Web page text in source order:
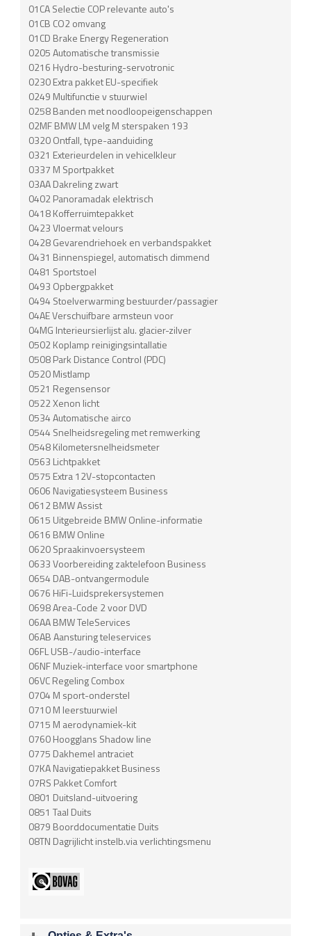
01CA Selectie COP relevante auto's
01CB CO2 omvang
01CD Brake Energy Regeneration
0205 Automatische transmissie
0216 Hydro-besturing-servotronic
0230 Extra pakket EU-specifiek
0249 Multifunctie v stuurwiel
0258 Banden met noodloopeigenschappen
02MF BMW LM velg M sterspaken 193
0320 Ontfall, type-aanduiding
0321 Exterieurdelen in vehicelkleur
0337 M Sportpakket
03AA Dakreling zwart
0402 Panoramadak elektrisch
0418 Kofferruimtepakket
0423 Vloermat velours
0428 Gevarendriehoek en verbandspakket
0431 Binnenspiegel, automatisch dimmend
0481 Sportstoel
0493 Opbergpakket
0494 Stoelverwarming bestuurder/passagier
04AE Verschuifbare armsteun voor
04MG Interieursierlijst alu. glacier-zilver
0502 Koplamp reinigingsintallatie
0508 Park Distance Control (PDC)
0520 Mistlamp
0521 Regensensor
0522 Xenon licht
0534 Automatische airco
0544 Snelheidsregeling met remwerking
0548 Kilometersnelheidsmeter
0563 Lichtpakket
0575 Extra 12V-stopcontacten
0606 Navigatiesysteem Business
0612 BMW Assist
0615 Uitgebreide BMW Online-informatie
0616 BMW Online
0620 Spraakinvoersysteem
0633 Voorbereiding zaktelefoon Business
0654 DAB-ontvangermodule
0676 HiFi-Luidsprekersystemen
0698 Area-Code 2 voor DVD
06AA BMW TeleServices
06AB Aansturing teleservices
06FL USB-/audio-interface
06NF Muziek-interface voor smartphone
06VC Regeling Combox
0704 M sport-onderstel
0710 M leerstuurwiel
0715 M aerodynamiek-kit
0760 Hoogglans Shadow line
0775 Dakhemel antraciet
07KA Navigatiepakket Business
07RS Pakket Comfort
0801 Duitsland-uitvoering
0851 Taal Duits
0879 Boorddocumentatie Duits
08TN Dagrijlicht instelb.via verlichtingsmenu